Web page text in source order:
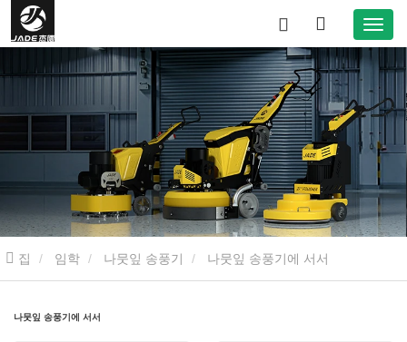
집 임학 나뭇잎 송풍기 나뭇잎 송풍기에 서서
나뭇잎 송풍기에 서서